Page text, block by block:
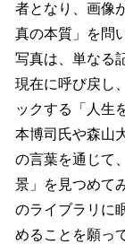
者となり、画像
真の本質」を問
写真は、単なる
現在に呼び戻し
ックする「人生
本博司氏や森山
の言葉を通じて
景」を見つめて
のライブラリに
めることを願っ